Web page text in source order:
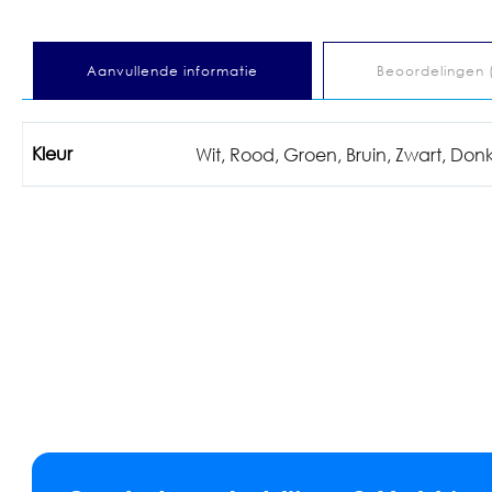
Aanvullende informatie Beoordelingen
Kleur Wit, Rood, Groen, Bruin, Zwart,